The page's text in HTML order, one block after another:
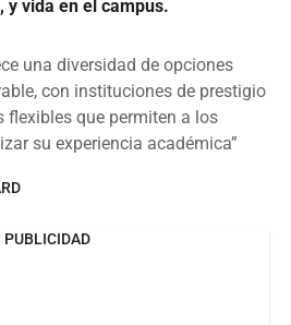
y vida en el campus.
una diversidad de opciones
con instituciones de prestigio
flexibles que permiten a los
su experiencia académica
PUBLICIDAD